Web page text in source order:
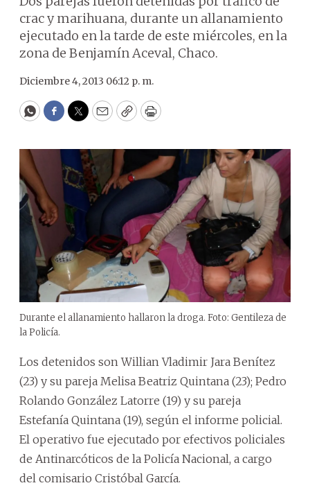
crac y marihuana, durante un allanamiento
ejecutado en la tarde de este miércoles, en la
zona de Benjamín Aceval, Chaco.
Diciembre 4, 2013 06:12 p. m.
WhatsApp
Facebook
Twitter
EmailCopyPrint
Durante el allanamiento hallaron la droga. Foto: Gentileza de
la Policía.
Los detenidos son Willian Vladimir Jara Benítez
(23) y su pareja Melisa Beatriz Quintana (23); Pedro
Rolando González Latorre (19) y su pareja
Estefanía Quintana (19), según el informe policial.
El operativo fue ejecutado por efectivos policiales
de Antinarcóticos de la Policía Nacional, a cargo
del comisario Cristóbal García.